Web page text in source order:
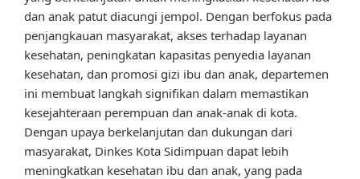
dan anak patut diacungi jempol. Dengan berfokus pada
penjangkauan masyarakat, akses terhadap layanan
kesehatan, peningkatan kapasitas penyedia layanan
kesehatan, dan promosi gizi ibu dan anak, departemen
ini membuat langkah signifikan dalam memastikan
kesejahteraan perempuan dan anak-anak di kota.
Dengan upaya berkelanjutan dan dukungan dari
masyarakat, Dinkes Kota Sidimpuan dapat lebih
meningkatkan kesehatan ibu dan anak, yang pada